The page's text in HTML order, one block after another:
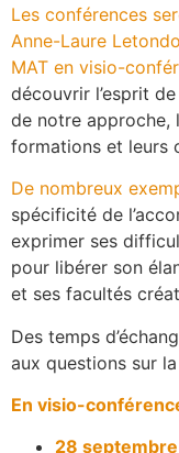
Les conférences
Anne-Laure
MAT en visio-
découvrir l’esprit
de notre approche,
formations et leurs
De nombreux
spécificité de
exprimer ses
pour libérer son
et ses facultés
Des temps
aux questions sur
En visio-
28